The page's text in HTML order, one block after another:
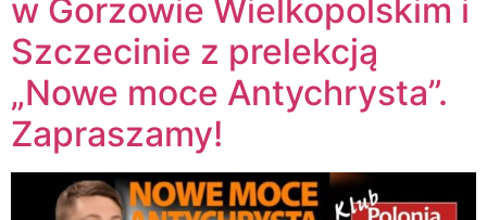
w Gorzowie Wielkopolskim i
Szczecinie z prelekcją
„Nowe moce Antychrysta”.
Zapraszamy!